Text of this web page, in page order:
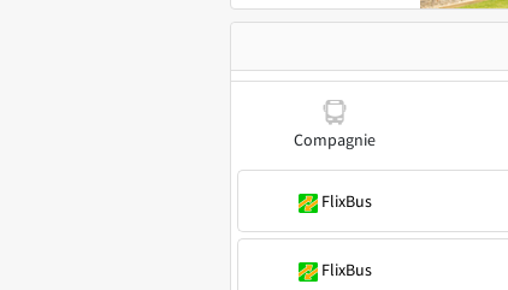
Compagnie
FlixBus
FlixBus